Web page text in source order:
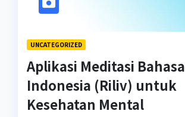
UNCATEGORIZED
Aplikasi Meditasi Bahasa
Indonesia (Riliv) untuk
Kesehatan Mental